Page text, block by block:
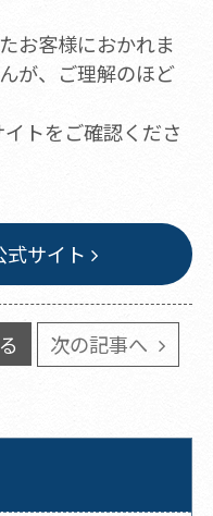
お客様におかれま
が、ご理解のほど
トをご確認くださ
式サイト
次の記事へ